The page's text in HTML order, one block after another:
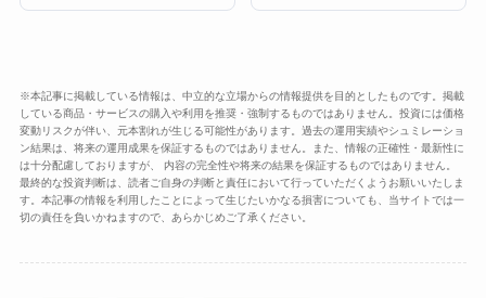
※本記事に掲載している情報は、中立的な立場からの情報提供を目的としたものです。掲載
している商品・サービスの購入や利用を推奨・強制するものではありません。投資には価格
変動リスクが伴い、元本割れが生じる可能性があります。過去の運用実績やシュミレーショ
ン結果は、将来の運用成果を保証するものではありません。また、情報の正確性・最新性に
は十分配慮しておりますが、 内容の完全性や将来の結果を保証するものではありません。
最終的な投資判断は、読者ご自身の判断と責任において行っていただくようお願いいたしま
す。本記事の情報を利用したことによって生じたいかなる損害についても、当サイトでは一
切の責任を負いかねますので、あらかじめご了承ください。